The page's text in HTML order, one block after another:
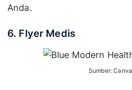
Anda.
6. Flyer Medis
Sumber: Canva